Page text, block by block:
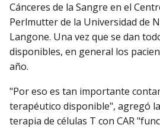
Cánceres de la Sangre en el
Perlmutter de la Universidad de
Langone. Una vez que se dan
disponibles, en general los
año.
"Por eso es tan importante
terapéutico disponible", agregó
terapia de células T con CAR